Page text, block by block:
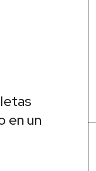
en un